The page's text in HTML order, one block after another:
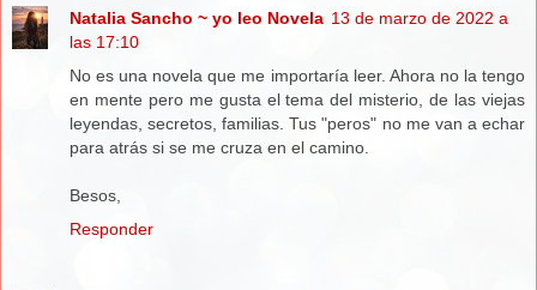
Natalia Sancho ~ yo leo Novela 13 de marzo de 2022 a
las 17:10
No es una novela que me importaría leer. Ahora no la tengo
en mente pero me gusta el tema del misterio, de las viejas
leyendas, secretos, familias. Tus "peros" no me van a echar
para atrás si se me cruza en el camino.
Besos,
Responder